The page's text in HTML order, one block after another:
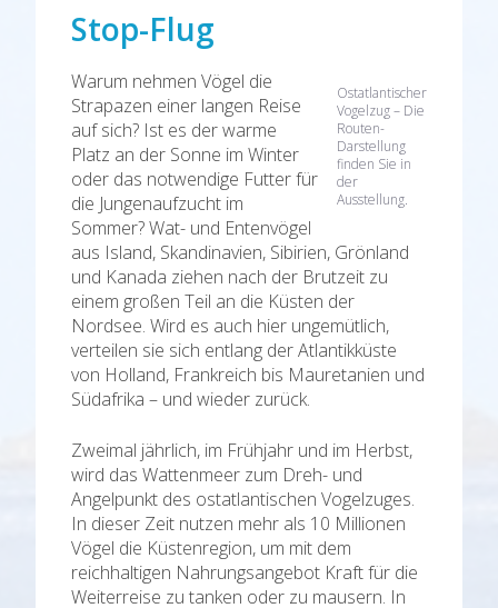
Stop-Flug
Ostatlantischer
Vogelzug – Die
Routen-
Darstellung
finden Sie in
der
Ausstellung.
Warum nehmen Vögel die
Strapazen einer langen Reise
auf sich? Ist es der warme
Platz an der Sonne im Winter
oder das notwendige Futter für
die Jungenaufzucht im
Sommer? Wat- und Entenvögel
aus Island, Skandinavien, Sibirien, Grönland
und Kanada ziehen nach der Brutzeit zu
einem großen Teil an die Küsten der
Nordsee. Wird es auch hier ungemütlich,
verteilen sie sich entlang der Atlantikküste
von Holland, Frankreich bis Mauretanien und
Südafrika – und wieder zurück.
Zweimal jährlich, im Frühjahr und im Herbst,
wird das Wattenmeer zum Dreh- und
Angelpunkt des ostatlantischen Vogelzuges.
In dieser Zeit nutzen mehr als 10 Millionen
Vögel die Küstenregion, um mit dem
reichhaltigen Nahrungsangebot Kraft für die
Weiterreise zu tanken oder zu mausern. In